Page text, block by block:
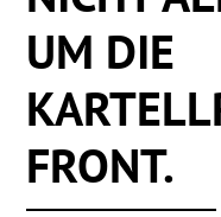
UM DIE
FRONT.